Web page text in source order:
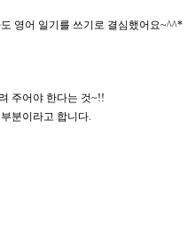
영어 일기를 쓰기로 결심했어요~​^^*
주어야 한다는 것~!!
분이라고 합니다.